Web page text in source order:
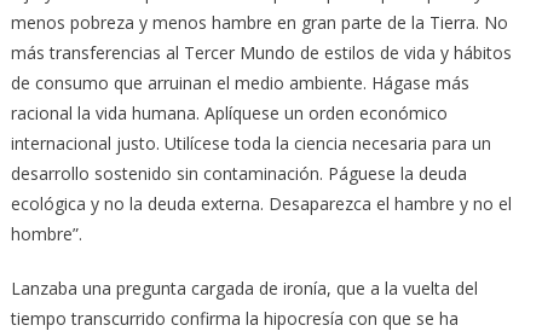
menos pobreza y menos hambre en gran parte de la Tierra. No
más transferencias al Tercer Mundo de estilos de vida y hábitos
de consumo que arruinan el medio ambiente. Hágase más
racional la vida humana. Aplíquese un orden económico
internacional justo. Utilícese toda la ciencia necesaria para un
desarrollo sostenido sin contaminación. Páguese la deuda
ecológica y no la deuda externa. Desaparezca el hambre y no el
hombre”.
Lanzaba una pregunta cargada de ironía, que a la vuelta del
tiempo transcurrido confirma la hipocresía con que se ha